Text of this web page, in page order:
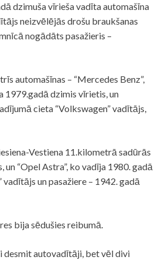
dzimuša vīrieša vadīta automašīna
neizvēlējās drošu braukšanas
nogādāts pasažieris –
automašīnas – “Mercedes Benz”,
1979.gadā dzimis vīrietis, un
cieta “Volkswagen” vadītājs,
Vestiena 11.kilometrā sadūrās
“Opel Astra”, ko vadīja 1980. gadā
un pasažiere – 1942. gadā
bija sēdušies reibumā.
desmit autovadītāji, bet vēl divi